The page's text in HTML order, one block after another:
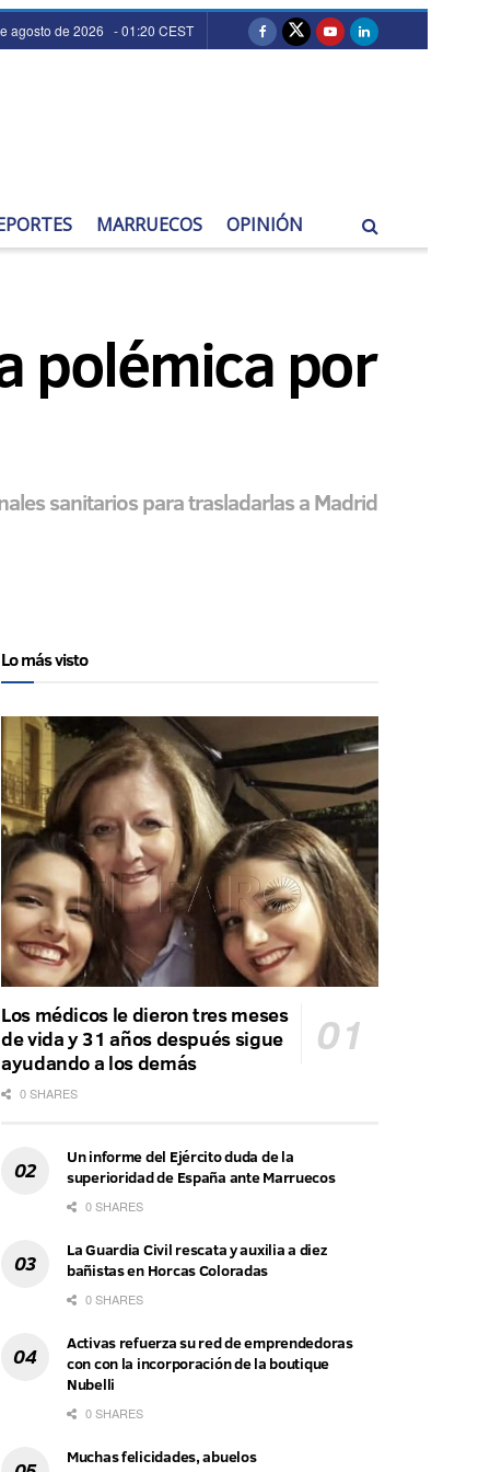
agosto de 2026 - 01:20 CEST
MARRUECOS OPINIÓN
polémica por
sanitarios para trasladarlas a Madrid
Lo más visto
Los médicos le dieron tres meses
de vida y 31 años después sigue
ayudando a los demás
0 SHARES
Un informe del Ejército duda de la
superioridad de España ante Marruecos
0 SHARES
La Guardia Civil rescata y auxilia a diez
bañistas en Horcas Coloradas
0 SHARES
Activas refuerza su red de emprendedoras
con con la incorporación de la boutique
Nubelli
0 SHARES
Muchas felicidades, abuelos